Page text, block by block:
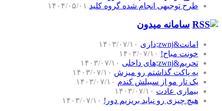
طرح توجیهی انجام شده گروه کلید ۱۴۰۴/۰۵/۰۱
سامانه میدون
امانت&zwnj;داری
۱۴۰۳/۰۷/۱۰
خونت مباح! ۱۴۰۳/۰۷/۱۰
تحریم&zwnj;های داخلی
۱۴۰۳/۰۷/۱۰
یه پاکت گذاشتم رو میزش ۱۴۰۳/۰۷/۱۰
یک تار مو از سبیلش کندم ۱۴۰۳/۰۷/۱۰
بیماری عادت ۱۴۰۳/۰۷/۱۰
هیچ چیزی رو نباید بریزیم دور! ۱۴۰۳/۰۷/۱۰